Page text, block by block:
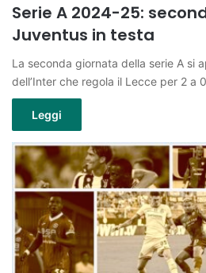
Serie A 2024-25:
Juventus in testa
La seconda giornata della serie A si
dell’Inter che regola il Lecce per 2 a
Leggi